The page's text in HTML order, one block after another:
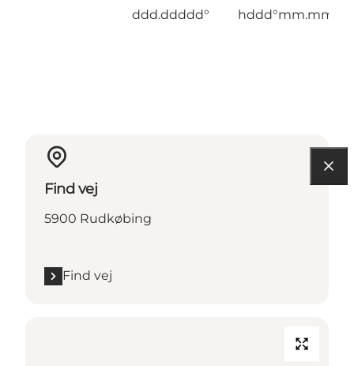
ddd.ddddd°
hddd°mm.mmm'
Find vej
5900 Rudkøbing
Find vej